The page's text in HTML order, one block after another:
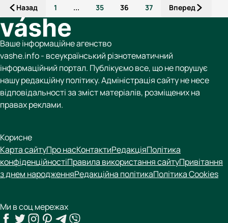
Назад 1 ... 35 36 37 Вперед
Ваше інформаційне агенство
vashe.info - всеукраїнський різнотематичний
інформаційний портал. Публікуємо все, що не порушує
нашу редакційну політику. Адміністрація сайту не несе
відповідальності за зміст матеріалів, розміщених на
правах реклами.
Корисне
Карта сайтуПро насКонтактиРедакціяПолітика
конфіденційностіПравила використання сайтуПривітання
з днем народженняРедакційна політикаПолітика Cookies
Ми в соц мережах